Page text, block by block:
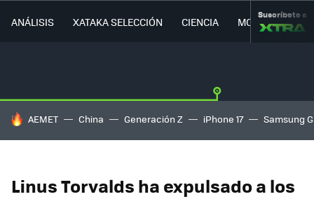
ANÁLISIS XATAKA SELECCIÓN CIENCIA MOVILIDAD
Suscríbete a
HOY SE HABLA DE
AEMET China Generación Z iPhone 17 Samsung
Linus Torvalds ha expulsado a los